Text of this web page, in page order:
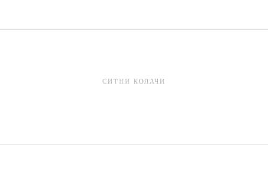
СИТНИ КОЛАЧИ